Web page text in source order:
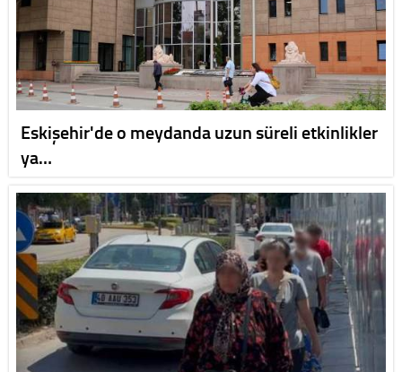
Eskişehir'de o meydanda uzun süreli etkinlikler
ya…